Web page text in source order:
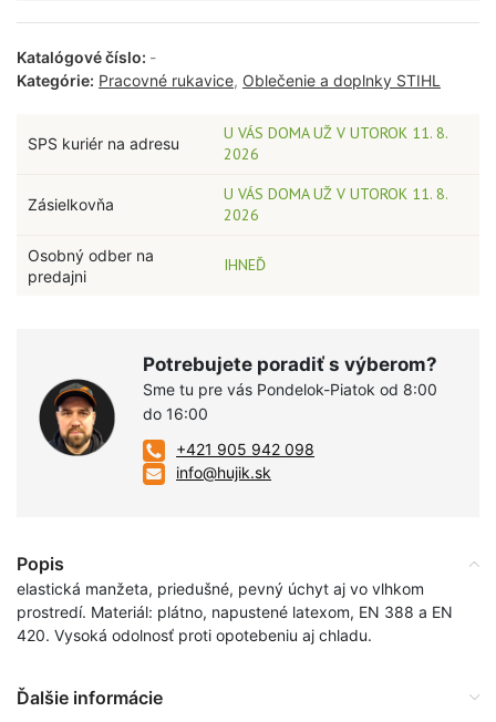
Katalógové číslo: -
Kategórie: Pracovné rukavice, Oblečenie a doplnky STIHL
SPS kuriér na adresu
U VÁS DOMA UŽ V UTOROK 11. 8.
2026
Zásielkovňa
U VÁS DOMA UŽ V UTOROK 11. 8.
2026
Osobný odber na
predajni
IHNEĎ
Potrebujete poradiť s výberom?
Sme tu pre vás Pondelok-Piatok od 8:00
do 16:00
+421 905 942 098
info@hujik.sk
Popis
elastická manžeta, priedušné, pevný úchyt aj vo vlhkom
prostredí. Materiál: plátno, napustené latexom, EN 388 a EN
420. Vysoká odolnosť proti opotebeniu aj chladu.
Ďalšie informácie